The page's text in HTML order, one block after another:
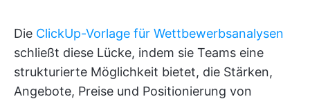
Die ClickUp-Vorlage für Wettbewerbsanalysen
schließt diese Lücke, indem sie Teams eine
strukturierte Möglichkeit bietet, die Stärken,
Angebote, Preise und Positionierung von